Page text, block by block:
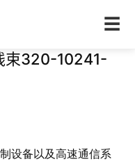
☰
束320-10241-
设备以及高速通信系